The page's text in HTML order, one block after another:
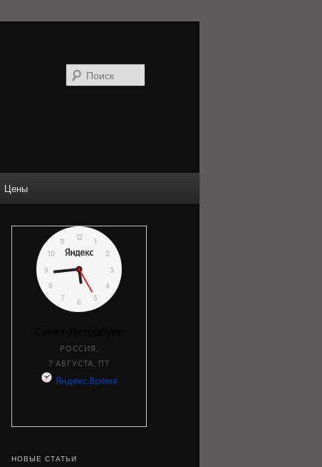
Цены
НОВЫЕ СТАТЬИ